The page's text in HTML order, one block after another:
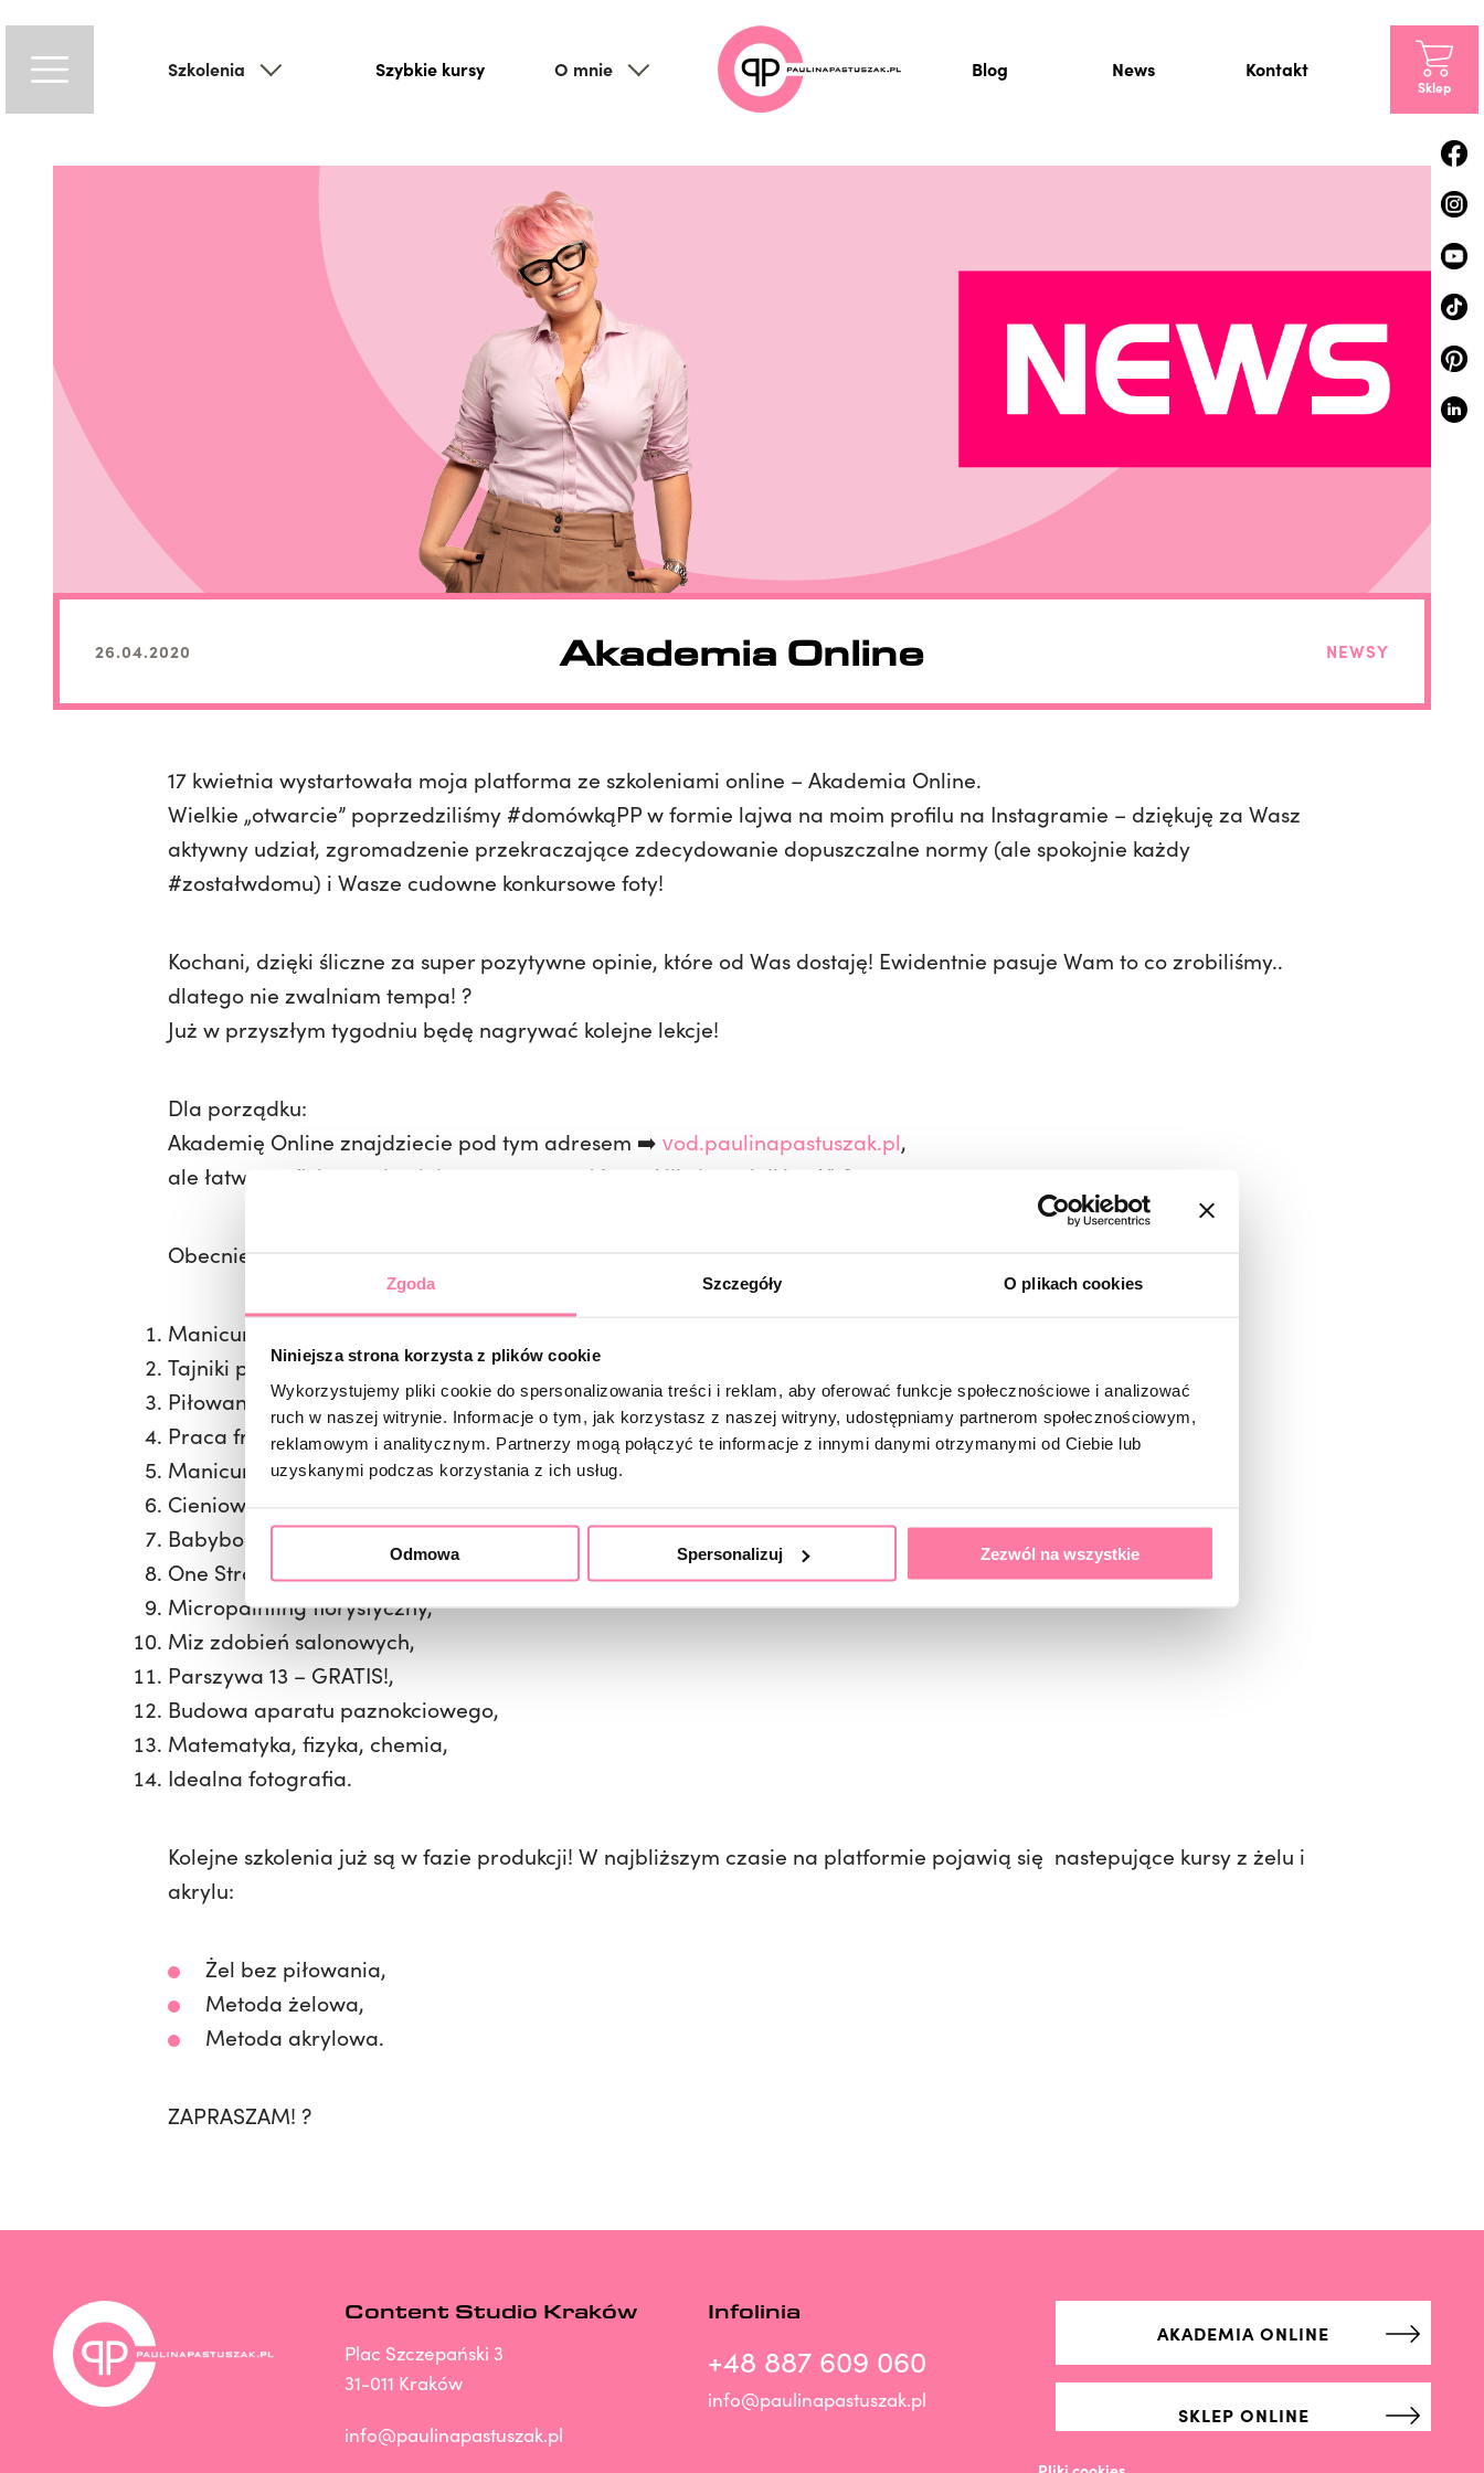
Zgoda Szczegóły O plikach cookies
Niniejsza strona korzysta z plików cookie
Wykorzystujemy pliki cookie do spersonalizowania treści i reklam, aby oferować funkcje społecznościowe i analizować
ruch w naszej witrynie. Informacje o tym, jak korzystasz z naszej witryny, udostępniamy partnerom społecznościowym,
reklamowym i analitycznym. Partnerzy mogą połączyć te informacje z innymi danymi otrzymanymi od Ciebie lub
uzyskanymi podczas korzystania z ich usług.
Odmowa Spersonalizuj Zezwól na wszystkie
Szkolenia Szybkie kursy O mnie Blog News Kontakt
Sklep
26.04.2020 NEWSY
Akademia Online
17 kwietnia wystartowała moja platforma ze szkoleniami online – Akademia Online.
Wielkie „otwarcie” poprzedziliśmy #domówkąPP w formie lajwa na moim profilu na Instagramie – dziękuję za Wasz
aktywny udział, zgromadzenie przekraczające zdecydowanie dopuszczalne normy (ale spokojnie każdy
#zostałwdomu) i Wasze cudowne konkursowe foty!
Kochani, dzięki śliczne za super pozytywne opinie, które od Was dostaję! Ewidentnie pasuje Wam to co zrobiliśmy..
dlatego nie zwalniam tempa! ?
Już w przyszłym tygodniu będę nagrywać kolejne lekcje!
Dla porządku:
Akademię Online znajdziecie pod tym adresem ➡️ vod.paulinapastuszak.pl,
ale łatwo traficie też do niej przez stronę główna klikając wielkie „A”. ?
Obecnie na platformie znajdziecie 14 aktywnych kursów – w tym jeden darmowy!
Manicure hybrydowy,
Tajniki pracy na szablonach,
Piłowanie – migdał współczesny i kwadrat,
Praca frezarką od A do Z,
Manicure kombinowany vs. manicure bezcążkowy Deep Gel Manicure,
Cieniowanie i ombre lakierami hybrydowymi,
Babyboomer na 5 sposobów,
One Stroke lvl 1,
Micropainting florystyczny,
Miz zdobień salonowych,
Parszywa 13 – GRATIS!,
Budowa aparatu paznokciowego,
Matematyka, fizyka, chemia,
Idealna fotografia.
Kolejne szkolenia już są w fazie produkcji! W najbliższym czasie na platformie pojawią się nastepujące kursy z żelu i
akrylu:
Żel bez piłowania,
Metoda żelowa,
Metoda akrylowa.
ZAPRASZAM! ?
Content Studio Kraków
Plac Szczepański 3
31-011 Kraków
info@paulinapastuszak.pl
Infolinia
+48 887 609 060
info@paulinapastuszak.pl
AKADEMIA ONLINE
SKLEP ONLINE